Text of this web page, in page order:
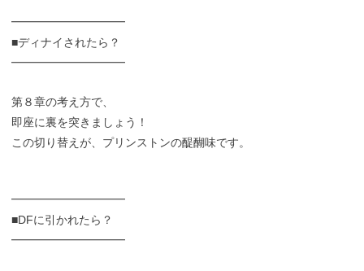
━━━━━━━━━━
■ディナイされたら？
━━━━━━━━━━
第８章の考え方で、
即座に裏を突きましょう！
この切り替えが、プリンストンの醍醐味です。
━━━━━━━━━━
■DFに引かれたら？
━━━━━━━━━━